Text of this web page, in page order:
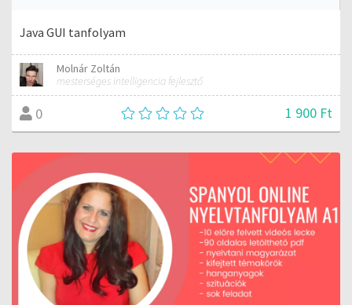
Java GUI tanfolyam
Molnár Zoltán
mesterséges intelligencia fejlesztő
0 1 900 Ft